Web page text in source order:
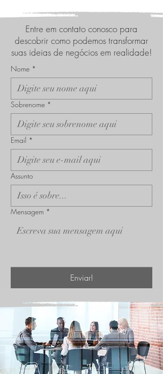
Entre em contato conosco para
descobrir como podemos transformar
suas ideias de negócios em realidade!
Nome *
Sobrenome *
Email *
Assunto
Mensagem *
Enviar!